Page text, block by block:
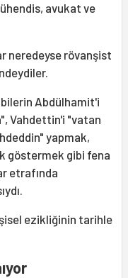
avukat ve
neredeyse rövanşist
Abdülhamit'i
Vahdettin'i "vatan
yapmak,
göstermek gibi fena
etrafında
ezikliğinin tarihle